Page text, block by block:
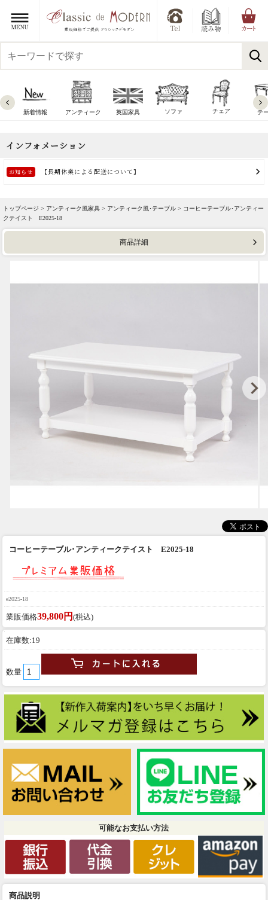
新着情報 アンティーク 英国家具 ソファ チェア テ
トップページ > アンティーク風家具 > アンティーク風･テーブル > コーヒーテーブル･アンティー
クテイスト E2025-18
商品詳細
コーヒーテーブル･アンティークテイスト E2025-18
e2025-18
業販価格39,800円 (税込)
在庫数:19
数量
可能なお支払い方法
商品説明